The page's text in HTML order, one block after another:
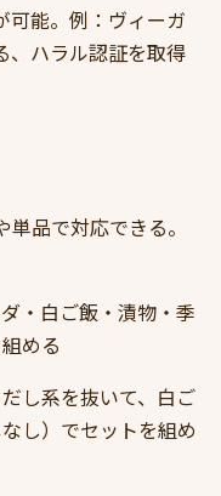
可能。例：ヴィーガ
、ハラル認証を取得
品で対応できる。
・白ご飯・漬物・季
める
し系を抜いて、白ご
し）でセットを組め